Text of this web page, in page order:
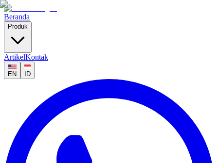
Beranda
Produk
ArtikelKontak
EN ID